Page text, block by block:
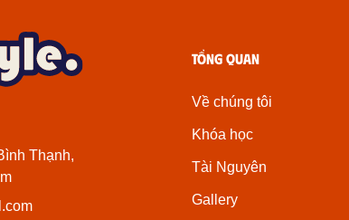
Thạnh,
Tổng quan
Về chúng tôi
Khóa học
Tài Nguyên
Gallery